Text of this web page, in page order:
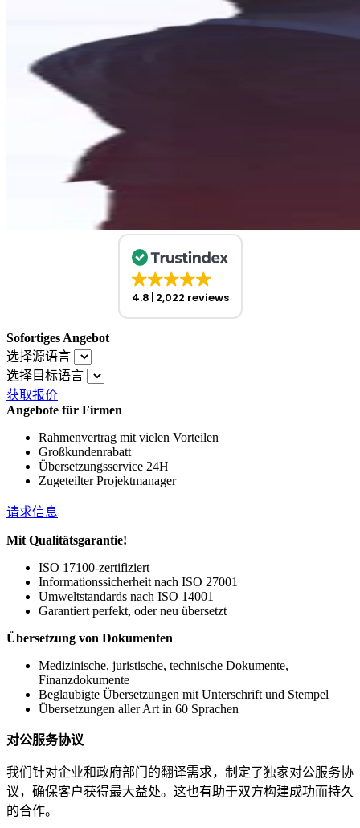
4.8 2,022 reviews
Sofortiges Angebot
选择源语言
选择目标语言
获取报价
Angebote für Firmen
Rahmenvertrag mit vielen Vorteilen
Großkundenrabatt
Übersetzungsservice 24H
Zugeteilter Projektmanager
请求信息
Mit Qualitätsgarantie!
ISO 17100-zertifiziert
Informationssicherheit nach ISO 27001
Umweltstandards nach ISO 14001
Garantiert perfekt, oder neu übersetzt
Übersetzung von Dokumenten
Medizinische, juristische, technische Dokumente,
Finanzdokumente
Beglaubigte Übersetzungen mit Unterschrift und Stempel
Übersetzungen aller Art in 60 Sprachen
对公服务协议
我们针对企业和政府部门的翻译需求，制定了独家对公服务协
议，确保客户获得最大益处。这也有助于双方构建成功而持久
的合作。